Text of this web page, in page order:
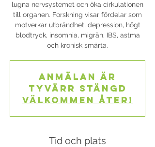
lugna nervsystemet och öka cirkulationen
till organen. Forskning visar fördelar som
motverkar utbrändhet, depression, högt
blodtryck, insomnia, migrän, IBS, astma
och kronisk smärta.
Anmälan är
tyvärr stängd
Välkommen åter!
Tid och plats